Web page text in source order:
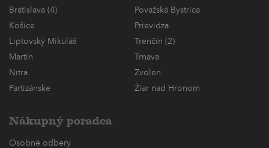
Bratislava (4)
Považská Bystrica
Košice
Prievidza
Liptovský Mikuláš
Trenčín (2)
Martin
Trnava
Nitra
Zvolen
Partizánske
Žiar nad Hronom
Nákupný poradca
Osobné odbery